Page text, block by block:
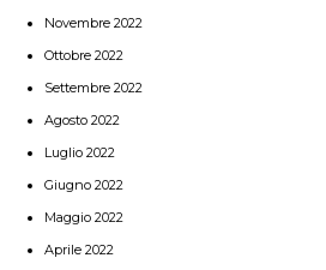
Novembre 2022
Ottobre 2022
Settembre 2022
Agosto 2022
Luglio 2022
Giugno 2022
Maggio 2022
Aprile 2022